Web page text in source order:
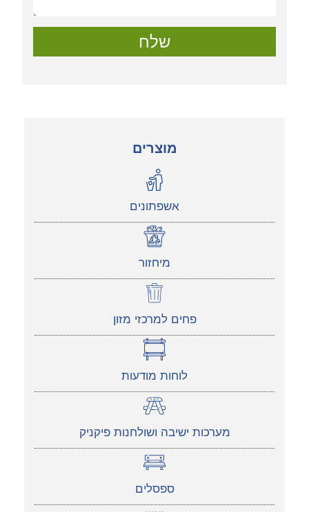
מוצרים
אשפתונים
מיחזור
פחים למרכזי מזון
לוחות מודעות
מערכות ישיבה ושולחנות פיקניק
ספסלים
שלח